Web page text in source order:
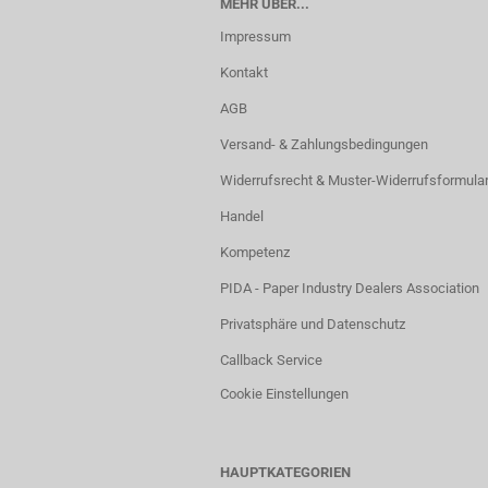
MEHR ÜBER...
Impressum
Kontakt
AGB
Versand- & Zahlungsbedingungen
Widerrufsrecht & Muster-Widerrufsformular
Handel
Kompetenz
PIDA - Paper Industry Dealers Association
Privatsphäre und Datenschutz
Callback Service
Cookie Einstellungen
HAUPTKATEGORIEN